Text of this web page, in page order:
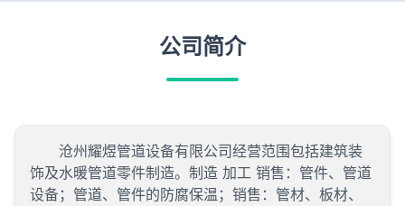
公司简介
沧州耀煜管道设备有限公司经营范围包括建筑装
饰及水暖管道零件制造。制造 加工 销售：管件、管道
设备；管道、管件的防腐保温；销售：管材、板材、